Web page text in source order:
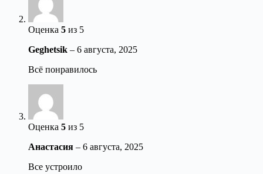
Оценка 5 из 5
Geghetsik – 6 августа, 2025
Всё понравилось
Оценка 5 из 5
Анастасия – 6 августа, 2025
Все устроило